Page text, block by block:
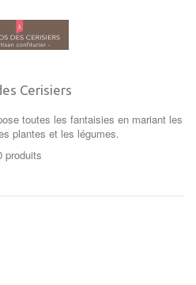
Cerisiers
toutes les fantaisies en mariant les
plantes et les légumes.
produits